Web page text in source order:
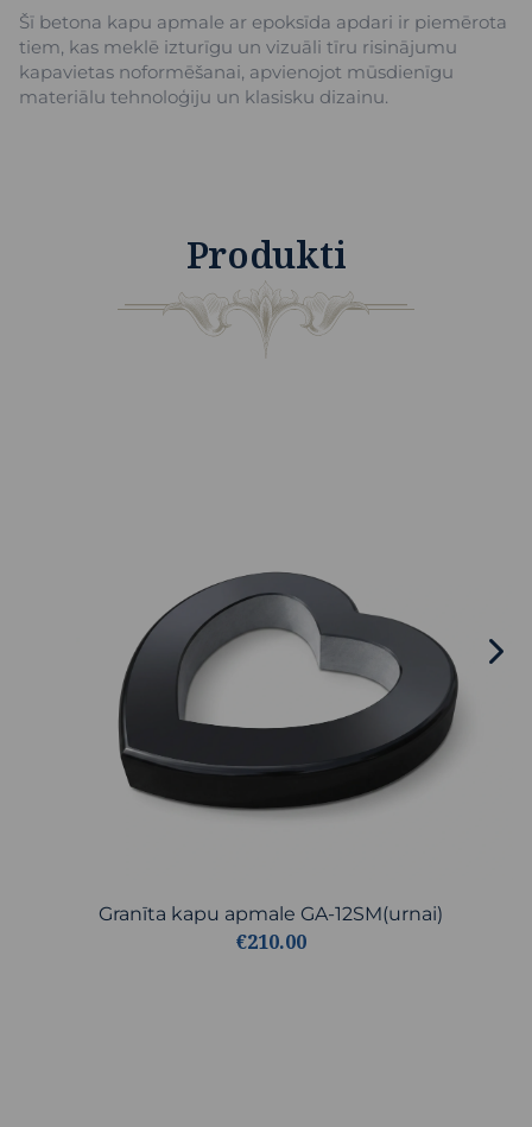
Šī betona kapu apmale ar epoksīda apdari ir piemērota
tiem, kas meklē izturīgu un vizuāli tīru risinājumu
kapavietas noformēšanai, apvienojot mūsdienīgu
materiālu tehnoloģiju un klasisku dizainu.
Produkti
Granīta kapu apmale GA-12SM(urnai)
€210.00